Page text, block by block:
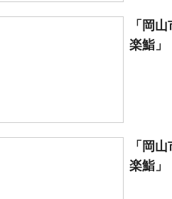
「岡
楽鮨」
「岡
楽鮨」